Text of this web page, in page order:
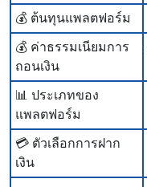
💰 ต้นทุนแพลตฟอร์ม
💰 ค่าธรรมเนียมการ
ถอนเงิน
📊 ประเภทของ
แพลตฟอร์ม
💳 ตัวเลือกการฝาก
เงิน